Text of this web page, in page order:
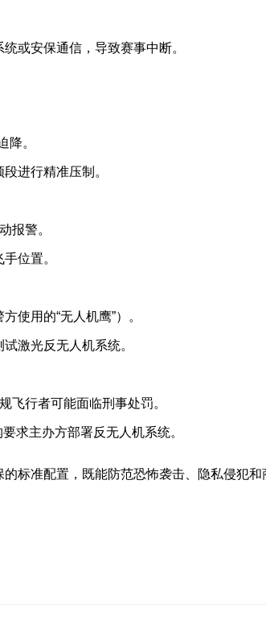
或安保通信，导致赛事中断。
降。
进行精准压制。
报警。
位置。
使用的“无人机鹰”）。
激光反无人机系统。
飞行者可能面临刑事处罚。
求主办方部署反无人机系统。
标准配置，既能防范恐怖袭击、隐私侵犯